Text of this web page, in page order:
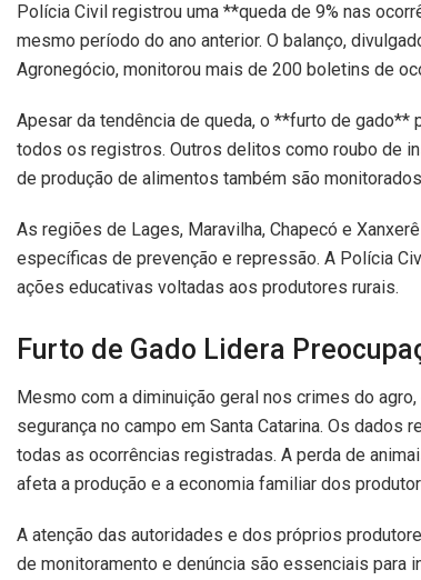
Polícia Civil registrou uma **queda de 9% nas
o mesmo período do ano anterior. O balanço,
o Agronegócio, monitorou mais de 200 boletins de
Apesar da tendência de queda, o **furto de gado**
todos os registros. Outros delitos como roubo de
cadeia de produção de alimentos também são
As regiões de Lages, Maravilha, Chapecó e
específicas de prevenção e repressão. A Polícia
ações educativas voltadas aos produtores rurais.
Furto de Gado Lidera
Mesmo com a diminuição geral nos crimes do
segurança no campo em Santa Catarina. Os
todas as ocorrências registradas. A perda de
afeta a produção e a economia familiar dos
A atenção das autoridades e dos próprios
Estratégias de monitoramento e denúncia são